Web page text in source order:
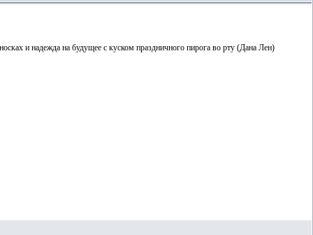
и надежда на будущее с куском праздничного пирога во рту (Дана Лен)